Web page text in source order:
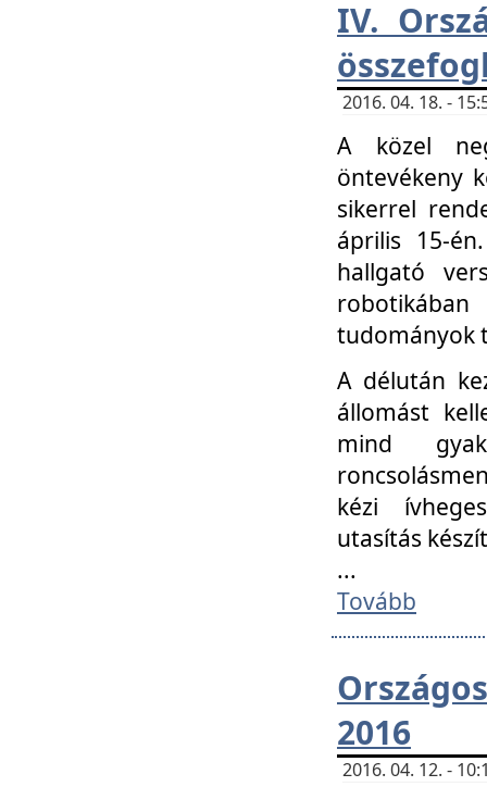
IV.
2016. 04. 18. -
A közel
öntevékeny
sikerrel
április 15-
hallgató
tudományok
A délután
állomást
mind
kézi
utasítás
...
Tovább
2016
2016. 04. 12. -